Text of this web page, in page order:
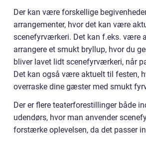
Der kan være forskellige
arrangementer, hvor det kan være
scenefyrværkeri. Det kan f.eks. være
arrangere et smukt bryllup, hvor du
bliver lavet lidt scenefyrværkeri, når
Det kan også være aktuelt til festen,
overraske dine gæster med smukt
Der er flere teaterforestillinger både
udendørs, hvor man anvender
forstærke oplevelsen, da det passer